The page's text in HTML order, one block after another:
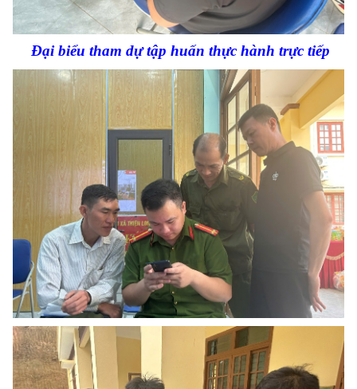
Đại biểu tham dự tập huấn thực hành trực tiếp